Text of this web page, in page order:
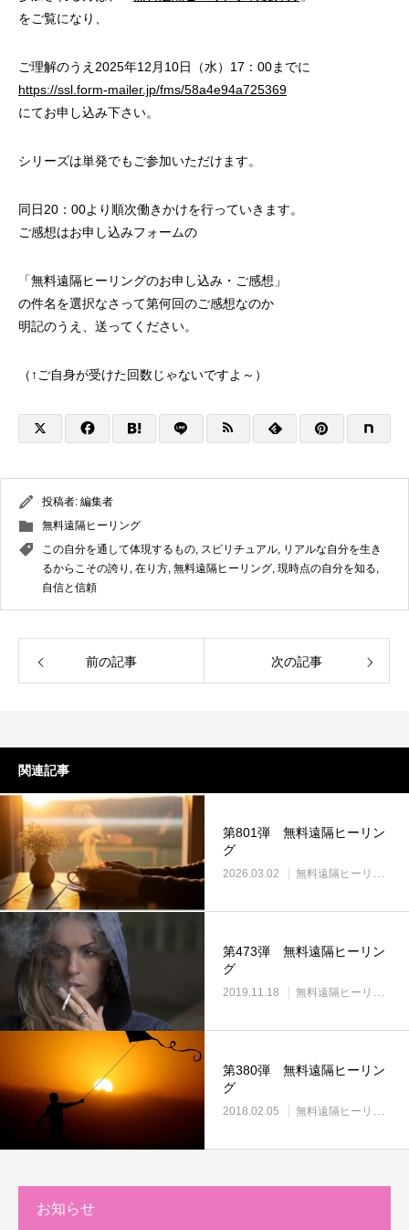
をご覧になり、
ご理解のうえ2025年12月10日（水）17：00までに
https://ssl.form-mailer.jp/fms/58a4e94a725369
にてお申し込み下さい。
シリーズは単発でもご参加いただけます。
同日20：00より順次働きかけを行っていきます。
ご感想はお申し込みフォームの
「無料遠隔ヒーリングのお申し込み・ご感想」
の件名を選択なさって第何回のご感想なのか
明記のうえ、送ってください。
（↑ご自身が受けた回数じゃないですよ～）
投稿者: 編集者
無料遠隔ヒーリング
この自分を通して体現するもの, スピリチュアル, リアルな自分を生き
るからこその誇り , 在り方, 無料遠隔ヒーリング, 現時点の自分を知る,
自信と信頼
前の記事 次の記事
関連記事
第801弾 無料遠隔ヒーリン
グ
2026.03.02 無料遠隔ヒーリング
第473弾 無料遠隔ヒーリン
グ
2019.11.18 無料遠隔ヒーリング
第380弾 無料遠隔ヒーリン
グ
2018.02.05 無料遠隔ヒーリング
お知らせ